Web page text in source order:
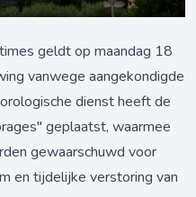
geldt op maandag 18
vanwege aangekondigde
dienst heeft de
geplaatst, waarmee
gewaarschuwd voor
en tijdelijke verstoring van